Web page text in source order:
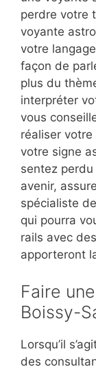
perdre votre
voyante
votre
façon de
plus du
interpréter
vous
réaliser
votre signe
sentez
avenir,
spécialiste
qui pourra
rails avec
apporteront
Faire
Boissy-
Lorsqu’il
des